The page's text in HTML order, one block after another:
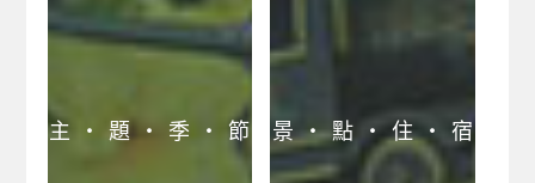
主 ‧ 題 ‧ 季 ‧ 節 景 ‧ 點 ‧ 住 ‧ 宿